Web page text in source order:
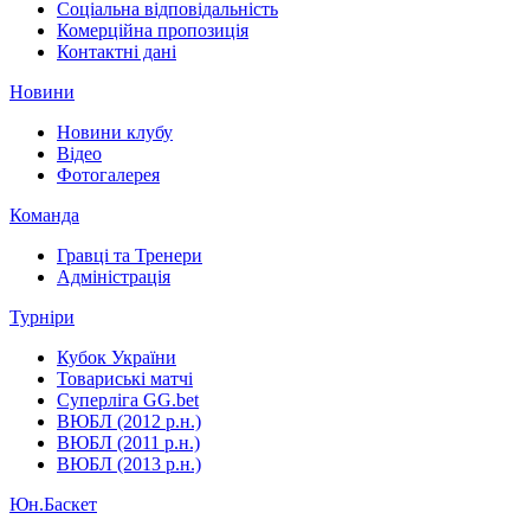
Соціальна відповідальність
Комерційна пропозиція
Контактні дані
Новини
Новини клубу
Відео
Фотогалерея
Команда
Гравці та Тренери
Адміністрація
Турніри
Кубок України
Товариські матчі
Суперліга GG.bet
ВЮБЛ (2012 р.н.)
ВЮБЛ (2011 р.н.)
ВЮБЛ (2013 р.н.)
Юн.Баскет